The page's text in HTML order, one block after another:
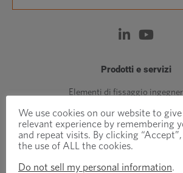
Prodotti e servizi
Elementi di fissaggio
Elementi di fissaggio
Componenti di classe C.
We use cookies on our website to
relevant experience by remembering
and repeat visits. By clicking
the use of ALL the cookies.
Do not sell my personal information.